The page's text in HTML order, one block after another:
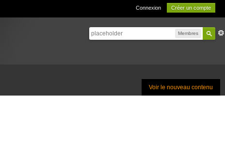
Connexion Créer un compte
Membres
Voir le nouveau contenu